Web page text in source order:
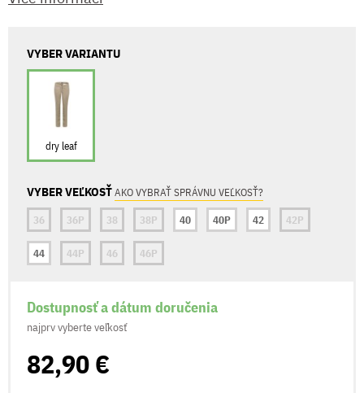
VYBER VARIANTU
dry leaf
VYBER VEĽKOSŤAKO VYBRAŤ SPRÁVNU VEĽKOSŤ?
36
36P 38 38P 40 40P 42 42P
44 44P 46 46P
Dostupnosť a dátum doručenia
najprv vyberte veľkosť
82,90 €